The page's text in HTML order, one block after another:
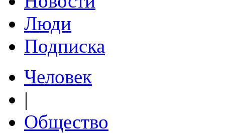
Люди
Подписка
Человек
|
Общество